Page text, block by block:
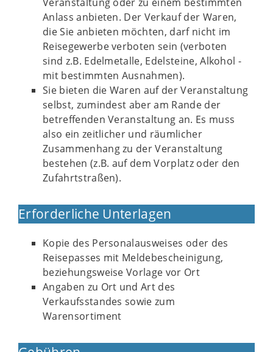
Anlass anbieten. Der Verkauf der Waren,
die Sie anbieten möchten, darf nicht im
Reisegewerbe verboten sein (verboten
sind z.B. Edelmetalle, Edelsteine, Alkohol -
mit bestimmten Ausnahmen).
Sie bieten die Waren auf der Veranstaltung
selbst, zumindest aber am Rande der
betreffenden Veranstaltung an. Es muss
also ein zeitlicher und räumlicher
Zusammenhang zu der Veranstaltung
bestehen (z.B. auf dem Vorplatz oder den
Zufahrtstraßen).
Erforderliche Unterlagen
Kopie des Personalausweises oder des
Reisepasses mit Meldebescheinigung,
beziehungsweise Vorlage vor Ort
Angaben zu Ort und Art des
Verkaufsstandes sowie zum
Warensortiment